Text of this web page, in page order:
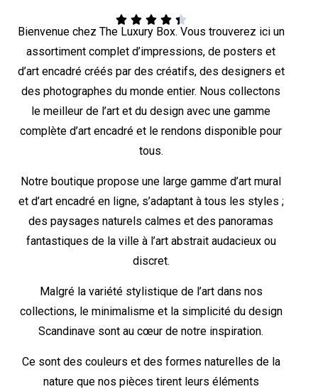
    
Bienvenue chez The Luxury Box. Vous trouverez ici un
assortiment complet d’impressions, de posters et
d’art encadré créés par des créatifs, des designers et
des photographes du monde entier. Nous collectons
le meilleur de l’art et du design avec une gamme
complète d’art encadré et le rendons disponible pour
tous.
Notre boutique propose une large gamme d’art mural
et d’art encadré en ligne, s’adaptant à tous les styles ;
des paysages naturels calmes et des panoramas
fantastiques de la ville à l’art abstrait audacieux ou
discret.
Malgré la variété stylistique de l’art dans nos
collections, le minimalisme et la simplicité du design
Scandinave sont au cœur de notre inspiration.
Ce sont des couleurs et des formes naturelles de la
nature que nos pièces tirent leurs éléments